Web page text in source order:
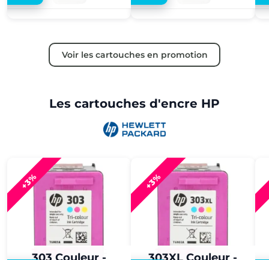
Voir les cartouches en promotion
Les cartouches d'encre HP
+3%
303 Couleur -
3,60 €3,50 €
+3%
303XL Couleur -
3,60 €3,50 €